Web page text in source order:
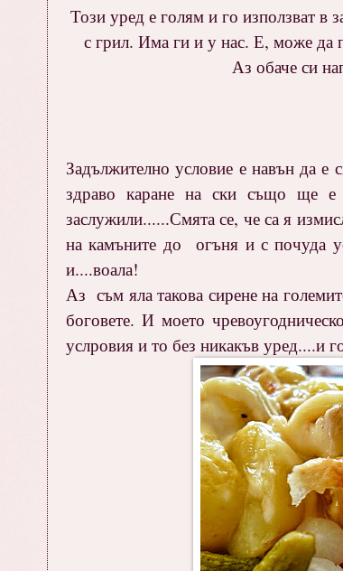
Този уред е голям и го използват в
с грил. Има ги и у нас. Е, може да
Аз обаче си
Задължително условие е навън да е
здраво каране на ски също ще е
заслужили......Смята се, че са я
на камъните до огъня и с почуда
и....воала!
Аз съм яла такова сирене на
боговете. И моето
услровия и то без никакъв уред....и